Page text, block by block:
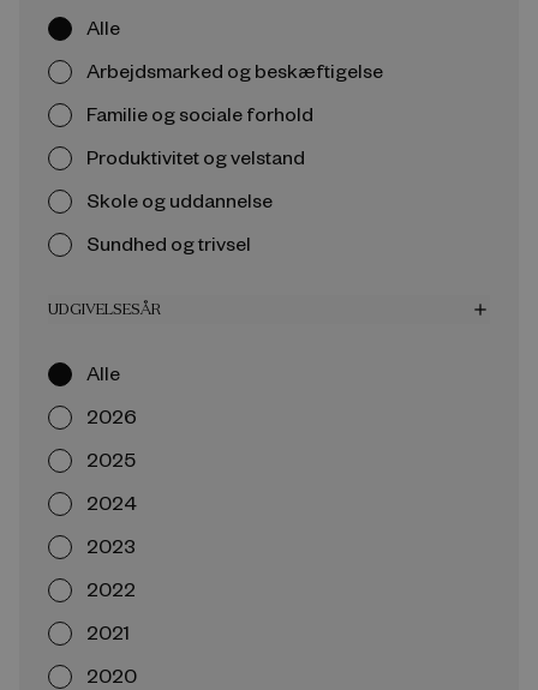
Alle
Arbejdsmarked og beskæftigelse
Familie og sociale forhold
Produktivitet og velstand
Skole og uddannelse
Sundhed og trivsel
UDGIVELSESÅR add
Alle
2026
2025
2024
2023
2022
2021
2020